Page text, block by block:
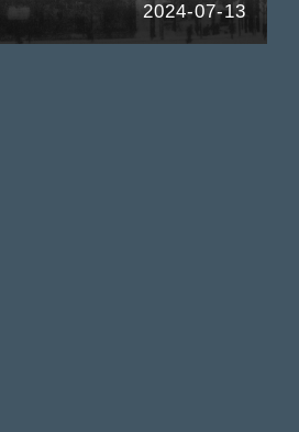
2024-07-13